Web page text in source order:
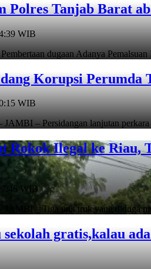
Polres Tanjab Barat
WIB
dugaan Adanya
Korupsi Perumda
WIB
JAMBI – Persidangan lanjutan
Rokok Ilegal ke
WIB
JAMBI – Tiga unit truk yang diduga
gratis,kalau